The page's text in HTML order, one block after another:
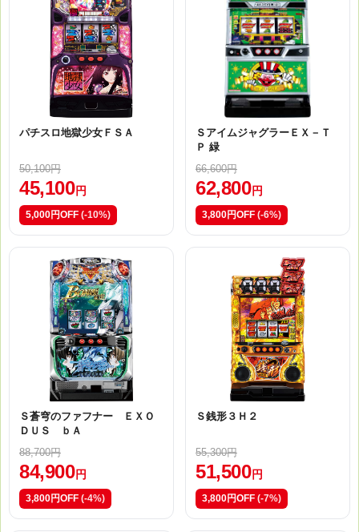
パチスロ地獄少女ＦＳＡ
50,100円
45,100 円
5,000円OFF (-10%)
ＳアイムジャグラーＥＸ－Ｔ
Ｐ 緑
66,600円
62,800 円
3,800円OFF (-6%)
Ｓ蒼穹のファフナー ＥＸＯ
ＤＵＳ ｂＡ
88,700円
84,900 円
3,800円OFF (-4%)
Ｓ銭形３Ｈ２
55,300円
51,500 円
3,800円OFF (-7%)